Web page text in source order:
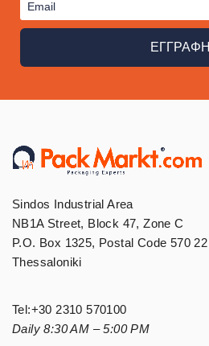
ΕΓΓΡΑΦΗ
Sindos Industrial Area
NB1A Street, Block 47, Zone C
P.O. Box 1325, Postal Code 570 22
Thessaloniki
Tel:+30 2310 570100
Daily 8:30 AM – 5:00 PM